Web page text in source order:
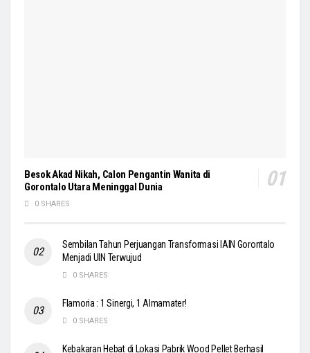
Besok Akad Nikah, Calon Pengantin Wanita di
Gorontalo Utara Meninggal Dunia
0 SHARES
Sembilan Tahun Perjuangan Transformasi IAIN Gorontalo
Menjadi UIN Terwujud
0 SHARES
Flamoria : 1 Sinergi, 1 Almamater!
0 SHARES
Kebakaran Hebat di Lokasi Pabrik Wood Pellet Berhasil